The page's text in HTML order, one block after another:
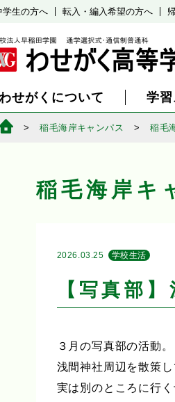
学生の方へ 転入・編入希望の方へ
せがくについて 学
稲毛海岸キャンパス 稲毛
稲毛海岸キ
2026.03.25 学校生活
【写真部
３月の写真部の活動。
浅間神社周辺を散策し
実は別のところに行く